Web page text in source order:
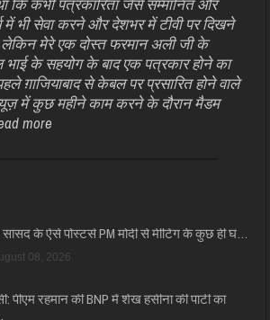
में भी सेवा करने और देशभर में टीवी पर दिखने
लेकिन मेरे एक दोस्त फरमान अली जी के
भाई के सहयोग के बाद एक पत्रकार होने का
ग़ाजियाबाद से केबल पर प्रसारित होने वाले
में कुछ महीने काम करने के दौरान मैडम
more
के ऐसे पोस्टर्स PM मोदी से मीटिंग के कुछ ही घं…
08, 2026
पीएम रहमान की BNP में शेख हसीना की पार्टी का